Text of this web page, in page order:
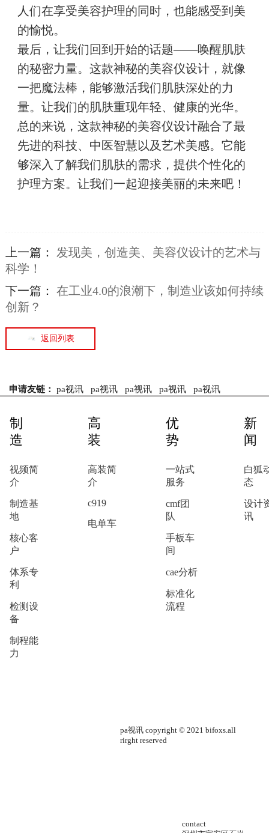
人们在享受美容护理的同时，也能感受到美
的愉悦。
最后，让我们回到开始的话题——唤醒肌肤
的秘密力量。这款神秘的美容仪设计，就像
一把魔法棒，能够激活我们肌肤深处的力
量。让我们的肌肤重现年轻、健康的光华。
总的来说，这款神秘的美容仪设计融合了最
先进的科技、中医智慧以及艺术美感。它能
够深入了解我们肌肤的需求，提供个性化的
护理方案。让我们一起迎接美丽的未来吧！
上一篇： 发现美，创造美、美容仪设计的艺术与
科学！
下一篇： 在工业4.0的浪潮下，制造业该如何持续
创新？
返回列表
申请友链： pa视讯 pa视讯 pa视讯 pa视讯 pa视讯
制
造
视频简
介
制造基
地
核心客
户
体系专
利
检测设
备
制程能
力
高
装
高装简
介
c919
电单车
优
势
一站式
服务
cmf团
队
手板车
间
cae分析
标准化
流程
新
闻
白狐
态
设计
讯
pa视讯 copyright © 2021 bifoxs.all
rirght reserved
contact